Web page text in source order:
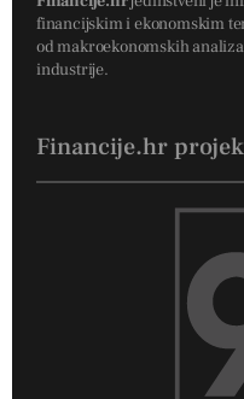
financijskim i ekonomskim
od makroekonomskih
industrije.
Financije.hr